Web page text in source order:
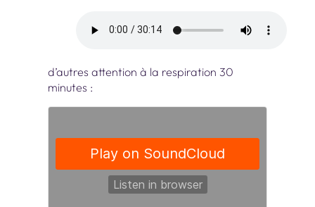
d’autres attention à la respiration 30
minutes :